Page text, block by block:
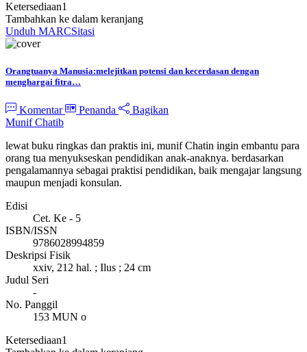
Ketersediaan1
Tambahkan ke dalam keranjang
Unduh MARCSitasi
Orangtuanya Manusia:melejitkan potensi dan kecerdasan dengan
menghargai fitra…
Komentar Penanda
Bagikan
Munif Chatib
lewat buku ringkas dan praktis ini, munif Chatin ingin embantu para
orang tua menyukseskan pendidikan anak-anaknya. berdasarkan
pengalamannya sebagai praktisi pendidikan, baik mengajar langsung
maupun menjadi konsulan.
Edisi
Cet. Ke - 5
ISBN/ISSN
9786028994859
Deskripsi Fisik
xxiv, 212 hal. ; Ilus ; 24 cm
Judul Seri
-
No. Panggil
153 MUN o
Ketersediaan1